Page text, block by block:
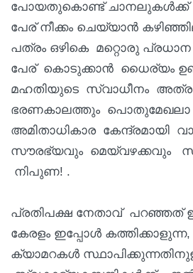
പോയതുകൊണ്ട്
പേര് നീക്കം ചെയ്യാൻ
പത്രം ഒഴികെ മറ്റൊരു
പേര് കൊടുക്കാൻ ധൈര്യം
മഹതിയുടെ സ്വാധീനം
ഭരണകാലത്തും പൊതുമേഖലാ
അമിതാധികാര കേന്ദ്രമായി
സൗരഭ്യവും മെയ്‌വഴക്കവും
നിപുണ! .
പ്രതിപക്ഷ നേതാവ് പറഞ്ഞത്
കേരളം ഇപ്പോൾ
ക്യാമറകൾ